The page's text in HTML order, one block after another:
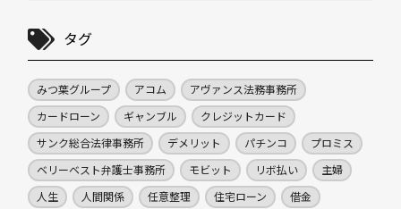
タグ
みつ葉グループ アコム
アヴァンス法務事務所
カードローン
ギャンブル
クレジットカード
サンク総合法律事務所
デメリット パチンコ
プロミス
ベリーベスト弁護士事務所
モビット リボ払い
主婦
人生
人間関係 任意整理 住宅ローン
借金